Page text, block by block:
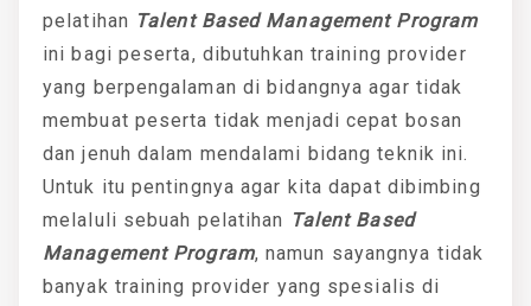
pelatihan Talent Based Management Program
ini bagi peserta, dibutuhkan training provider
yang berpengalaman di bidangnya agar tidak
membuat peserta tidak menjadi cepat bosan
dan jenuh dalam mendalami bidang teknik ini.
Untuk itu pentingnya agar kita dapat dibimbing
melaluli sebuah pelatihan Talent Based
Management Program, namun sayangnya tidak
banyak training provider yang spesialis di